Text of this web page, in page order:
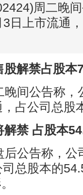
济
周二晚
日上市流通
解禁占股本
间公告称，
占公司总股
禁 占股本
后公告称，公
总股本的